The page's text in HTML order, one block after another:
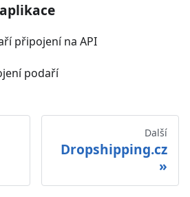
připojení na API
podaří
Další
Dropshipping.cz